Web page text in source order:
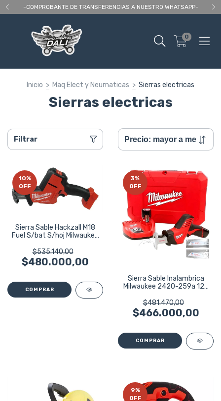
-COMPROBANTE DE TRANSFERENCIAS A NUESTRO WHATSAPP-
0
Inicio > Maq Elect y Neumaticas > Sierras electricas
Sierras electricas
Filtrar
10%
OFF
Sierra Sable Hackzall M18
Fuel S/bat S/hoj Milwaukee
$535.140,00
$480.000,00
3%
OFF
Sierra Sable Inalambrica
Milwaukee 2420-259a 12v
$481.470,00
$466.000,00
9%
OFF